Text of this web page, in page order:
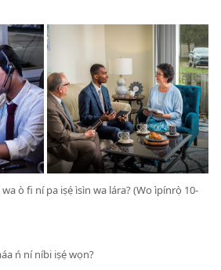
ò fi ní pa iṣẹ́ ìsìn wa lára? (Wo ìpínrọ̀ 10-
ń ní níbi iṣẹ́ wọn?